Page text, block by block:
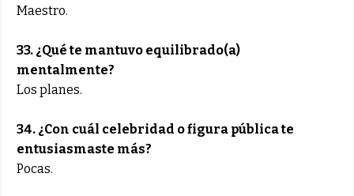
Maestro.
33. ¿Qué te mantuvo equilibrado(a)
mentalmente?
Los planes.
34. ¿Con cuál celebridad o figura pública te
entusiasmaste más?
Pocas.